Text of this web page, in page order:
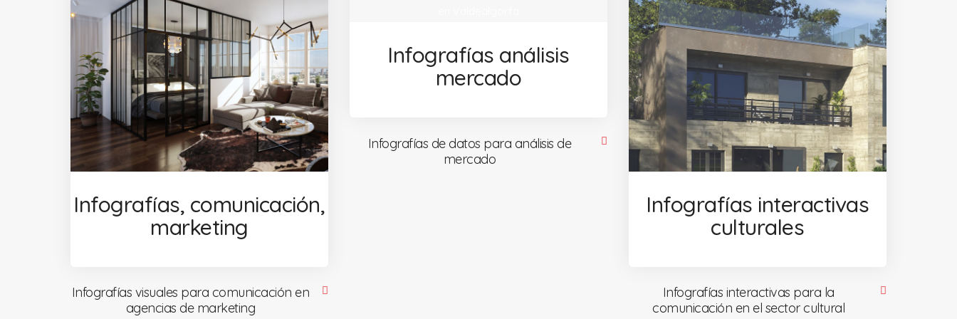
Infografías, comunicación,
marketing
Infografías visuales para comunicación en
agencias de marketing
Infografías análisis
mercado
Infografías de datos para análisis de
mercado
Infografías interactivas
culturales
Infografías interactivas para la
comunicación en el sector cultural